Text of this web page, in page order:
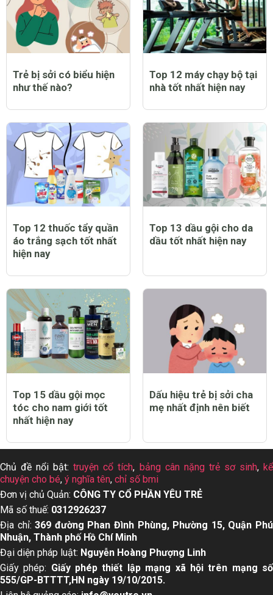
Trẻ bị sởi có biểu hiện
như thế nào?
Top 12 máy chạy bộ tại
nhà tốt nhất hiện nay
Top 12 thuốc tẩy quần
áo trắng sạch tốt nhất
hiện nay
Top 13 dầu gội cho da
dầu tốt nhất hiện nay
Top 15 dầu gội mọc
tóc cho nam giới tốt
nhất hiện nay
Dấu hiệu trẻ bị sởi cha
mẹ nhất định nên biết
Chủ đề nổi bật:truyện cổ tích, bảng cân nặng trẻ sơ sinh,kể
chuyện cho bé, ý nghĩa tên, chỉ số bmi
Đơn vị chủ Quản: CÔNG TY CỔ PHẦN YÊU TRẺ
Mã số thuế: 0312926237
Địa chỉ:369 đường Phan Đình Phùng, Phường 15, Quận Phú
Nhuận, Thành phố Hồ Chí Minh
Đại diện pháp luật: Nguyễn Hoàng Phượng Linh
Giấy phép: Giấy phép thiết lập mạng xã hội trên mạng số
555/GP-BTTTT,HN ngày 19/10/2015.